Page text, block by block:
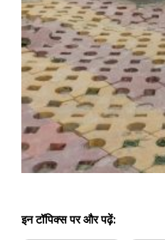
इन टॉपिक्स पर और पढ़ें: